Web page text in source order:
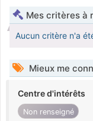
Mes critères à
Aucun critère n'a
Mieux me
Centre d'intérêts
Non renseigné